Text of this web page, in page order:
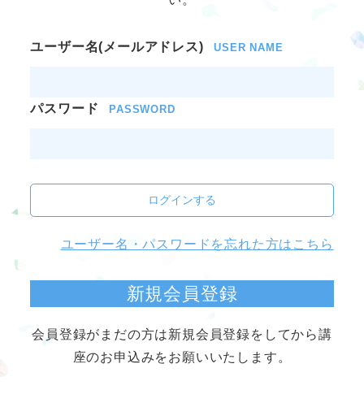
ユーザー名(メールアドレス) USER NAME
パスワード PASSWORD
ログインする
ユーザー名・パスワードを忘れた方はこちら
新規会員登録
会員登録がまだの方は新規会員登録をしてから講
座のお申込みをお願いいたします。